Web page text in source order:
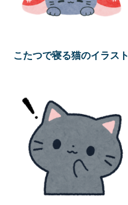
こたつで寝る猫のイラスト